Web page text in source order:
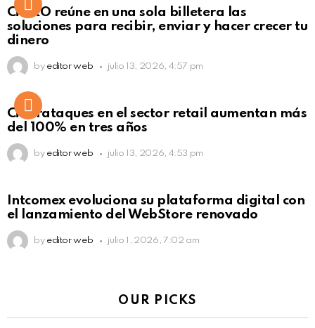
Not Safe For Work
Click to view this post
CiNKO reúne en una sola billetera las
soluciones para recibir, enviar y hacer crecer tu
dinero
by editor web julio 13, 2026, 4:57 pm
Ciberataques en el sector retail aumentan más
del 100% en tres años
by editor web julio 13, 2026, 4:53 pm
Intcomex evoluciona su plataforma digital con
el lanzamiento del WebStore renovado
by editor web julio 1, 2026, 7:02 am
OUR PICKS